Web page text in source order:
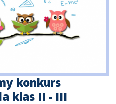
konkurs
klas II - III